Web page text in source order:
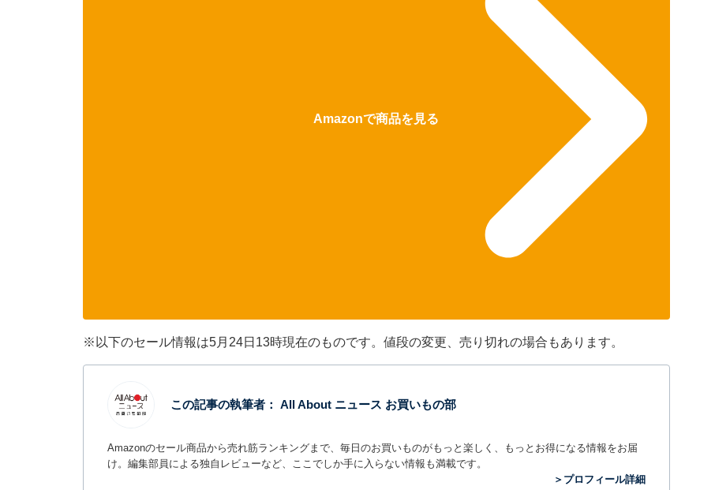
Amazonで商品を見る
※以下のセール情報は5月24日13時現在のものです。値段の変更、売り切れの場合もあります。
この記事の執筆者： All About ニュース お買いもの部
Amazonのセール商品から売れ筋ランキングまで、毎日のお買いものがもっと楽しく、もっとお得になる情報をお届
け。編集部員による独自レビューなど、ここでしか手に入らない情報も満載です。
＞プロフィール詳細